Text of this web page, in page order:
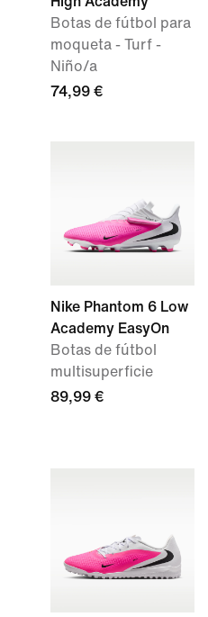
Botas de fútbol para
moqueta - Turf -
Niño/a
74,99 €
Nike Phantom 6 Low
Academy EasyOn
Botas de fútbol
multisuperficie
89,99 €